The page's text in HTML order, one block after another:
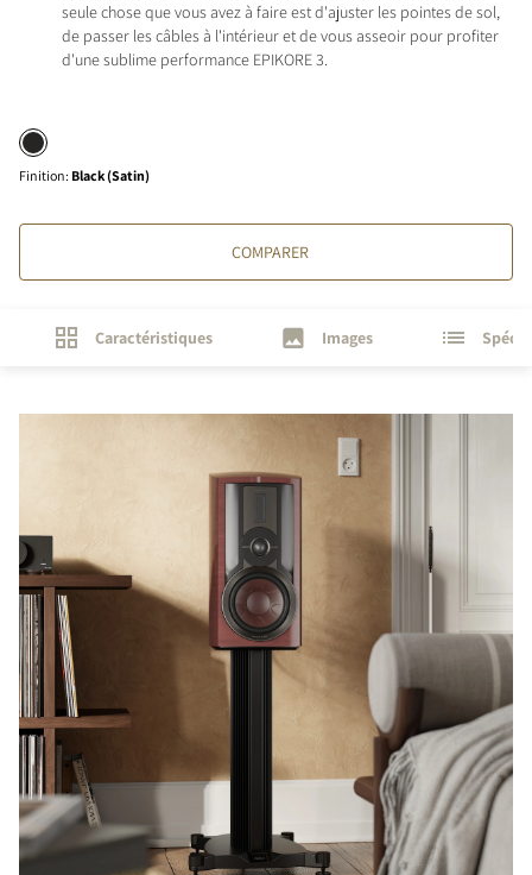
seule chose que vous avez à faire est d'ajuster les pointes de sol,
de passer les câbles à l'intérieur et de vous asseoir pour profiter
d'une sublime performance EPIKORE 3.
Finition: Black (Satin)
COMPARER
Caractéristiques Images